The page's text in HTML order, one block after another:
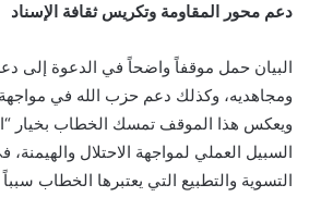
دعم محور المقاومة وتكريس ثقافة الإسناد
البيان حمل موقفاً واضحاً في الدعوة إلى
ومجاهديه، وكذلك دعم حزب الله في مواجهة
ويعكس هذا الموقف تمسك الخطاب بخيار
السبيل العملي لمواجهة الاحتلال
التسوية والتطبيع التي يعتبرها الخطاب